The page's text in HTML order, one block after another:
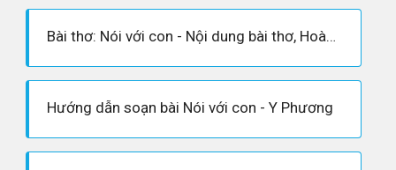
Bài thơ: Nói với con - Nội dung bài thơ, Hoàn cảnh sáng tác, Dàn ý phân tích tác phẩm
Hướng dẫn soạn bài Nói với con - Y Phương